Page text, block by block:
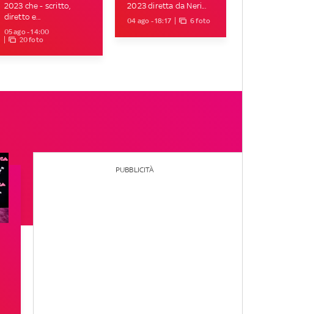
2023 che - scritto,
diretto e...
05 ago - 14:00
20 foto
2023 diretta da Neri...
04 ago - 18:17 6 foto
PUBBLICITÀ